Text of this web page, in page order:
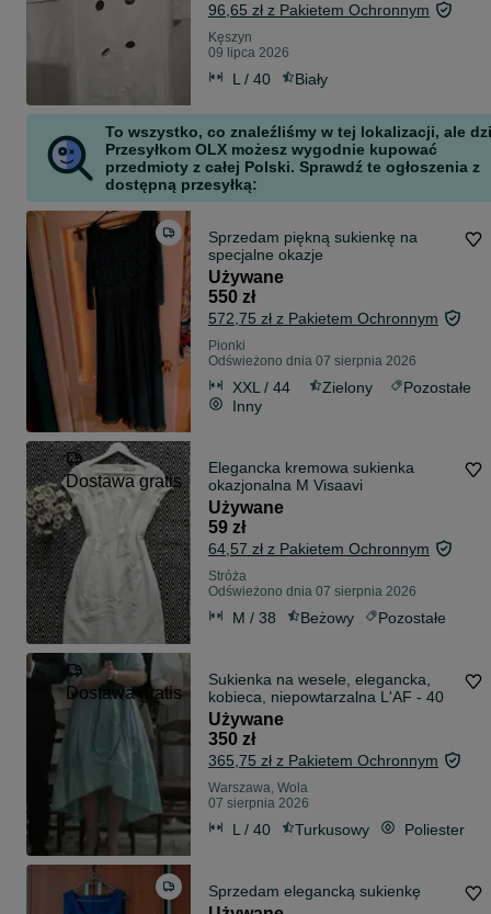
96,65 zł z Pakietem Ochronnym
Kęszyn
09 lipca 2026
L / 40 Biały
To wszystko, co znaleźliśmy w tej lokalizacji, ale
Przesyłkom OLX możesz wygodnie kupować
przedmioty z całej Polski. Sprawdź te ogłoszenia z
dostępną przesyłką:
Sprzedam piękną sukienkę na
specjalne okazje
Używane
550 zł
572,75 zł z Pakietem Ochronnym
Pionki
Odświeżono dnia 07 sierpnia 2026
XXL / 44 Zielony
Pozostałe
Inny
Dostawa gratis
Elegancka kremowa sukienka
okazjonalna M Visaavi
Używane
59 zł
64,57 zł z Pakietem Ochronnym
Stróża
Odświeżono dnia 07 sierpnia 2026
M / 38 Beżowy Pozostałe
Dostawa gratis
Sukienka na wesele, elegancka,
kobieca, niepowtarzalna L'AF - 40
Używane
350 zł
365,75 zł z Pakietem Ochronnym
Warszawa, Wola
07 sierpnia 2026
L / 40 Turkusowy Poliester
Sprzedam elegancką sukienkę